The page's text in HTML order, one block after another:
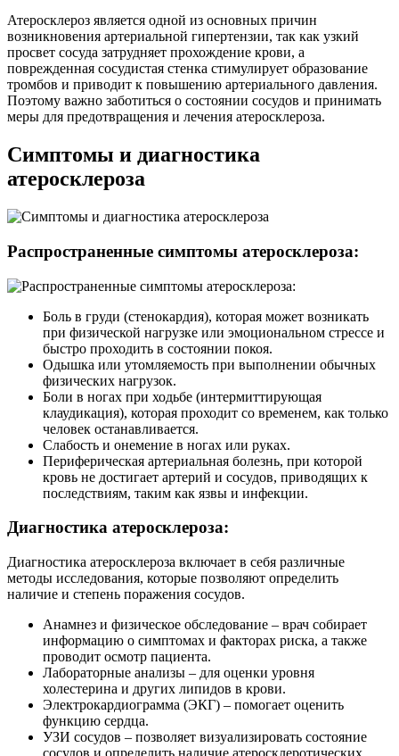
Атеросклероз является одной из основных причин
возникновения артериальной гипертензии, так как узкий
просвет сосуда затрудняет прохождение крови, а
поврежденная сосудистая стенка стимулирует образование
тромбов и приводит к повышению артериального давления.
Поэтому важно заботиться о состоянии сосудов и принимать
меры для предотвращения и лечения атеросклероза.
Симптомы и диагностика
атеросклероза
Распространенные симптомы атеросклероза:
Боль в груди (стенокардия), которая может возникать
при физической нагрузке или эмоциональном стрессе и
быстро проходить в состоянии покоя.
Одышка или утомляемость при выполнении обычных
физических нагрузок.
Боли в ногах при ходьбе (интермиттирующая
клаудикация), которая проходит со временем, как только
человек останавливается.
Слабость и онемение в ногах или руках.
Периферическая артериальная болезнь, при которой
кровь не достигает артерий и сосудов, приводящих к
последствиям, таким как язвы и инфекции.
Диагностика атеросклероза:
Диагностика атеросклероза включает в себя различные
методы исследования, которые позволяют определить
наличие и степень поражения сосудов.
Анамнез и физическое обследование – врач собирает
информацию о симптомах и факторах риска, а также
проводит осмотр пациента.
Лабораторные анализы – для оценки уровня
холестерина и других липидов в крови.
Электрокардиограмма (ЭКГ) – помогает оценить
функцию сердца.
УЗИ сосудов – позволяет визуализировать состояние
сосудов и определить наличие атеросклеротических